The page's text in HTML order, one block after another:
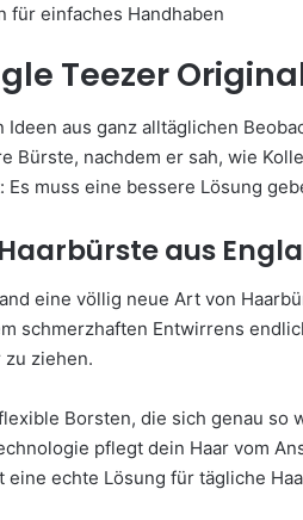
für einfaches Handhaben
Teezer
Ideen aus ganz alltäglichen
Bürste, nachdem er sah, wie
muss eine bessere Lösung
aus
eine völlig neue Art von
schmerzhaften Entwirrens
ziehen.
Borsten, die sich genau so
pflegt dein Haar vom
echte Lösung für tägliche